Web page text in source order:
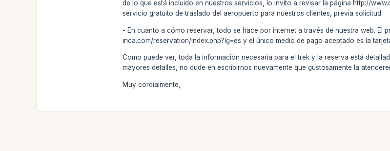
de lo que está incluido en nuestros servicios, lo invito a revisar la página http://
servicio gratuito de traslado del aeropuerto para nuestros clientes, previa solicitud.
- En cuanto a cómo reservar, todo se hace por internet a través de nuestra web. El
inca.com/reservation/index.php?lg=es y el único medio de pago aceptado es la
Como puede ver, toda la información necesaria para el trek y la reserva está
mayores detalles, no dude en escribirnos nuevamente que gustosamente la
Muy cordialmente,